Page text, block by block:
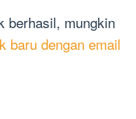
berhasil, mungkin
baru dengan email